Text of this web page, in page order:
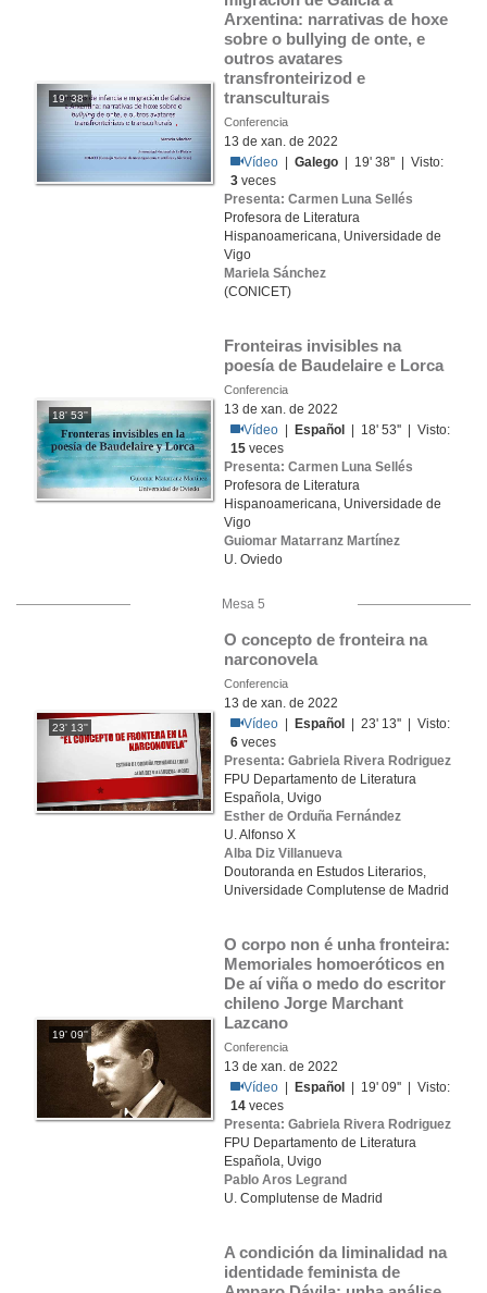
19' 38''
Arxentina: narrativas de hoxe
sobre o bullying de onte, e
outros avatares
transfronteirizod e
transculturais
Conferencia
13 de xan. de 2022
Vídeo |Galego | 19' 38'' | Visto:
3 veces
Presenta: Carmen Luna Sellés
Profesora de Literatura
Hispanoamericana, Universidade de
Vigo
Mariela Sánchez
(CONICET)
18' 53''
Fronteiras invisibles na
poesía de Baudelaire e Lorca
Conferencia
13 de xan. de 2022
Vídeo
Español
| 18' 53'' | Visto:
15 veces
Presenta: Carmen Luna Sellés
Profesora de Literatura
Hispanoamericana, Universidade de
Vigo
Guiomar Matarranz Martínez
U. Oviedo
Mesa 5
23' 13''
O concepto de fronteira na
narconovela
Conferencia
13 de xan. de 2022
Vídeo
Español
| 23' 13'' | Visto:
6 veces
Presenta: Gabriela Rivera Rodriguez
FPU Departamento de Literatura
Española, Uvigo
Esther de Orduña Fernández
U. Alfonso X
Alba Diz Villanueva
Doutoranda en Estudos Literarios,
Universidade Complutense de Madrid
19' 09''
O corpo non é unha fronteira:
Memoriales homoeróticos en
De aí viña o medo do escritor
chileno Jorge Marchant
Lazcano
Conferencia
13 de xan. de 2022
Vídeo
Español
| 19' 09'' | Visto:
14 veces
Presenta: Gabriela Rivera Rodriguez
FPU Departamento de Literatura
Española, Uvigo
Pablo Aros Legrand
U. Complutense de Madrid
A condición da liminalidad na
identidade feminista de